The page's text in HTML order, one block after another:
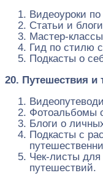
Видеоуроки
Статьи и
Мастер-
Гид по стилю
Подкасты о
20. Путешествия и
Фотоальбомы
Блоги о
Подкасты с
Чек-листы для
путешествий.